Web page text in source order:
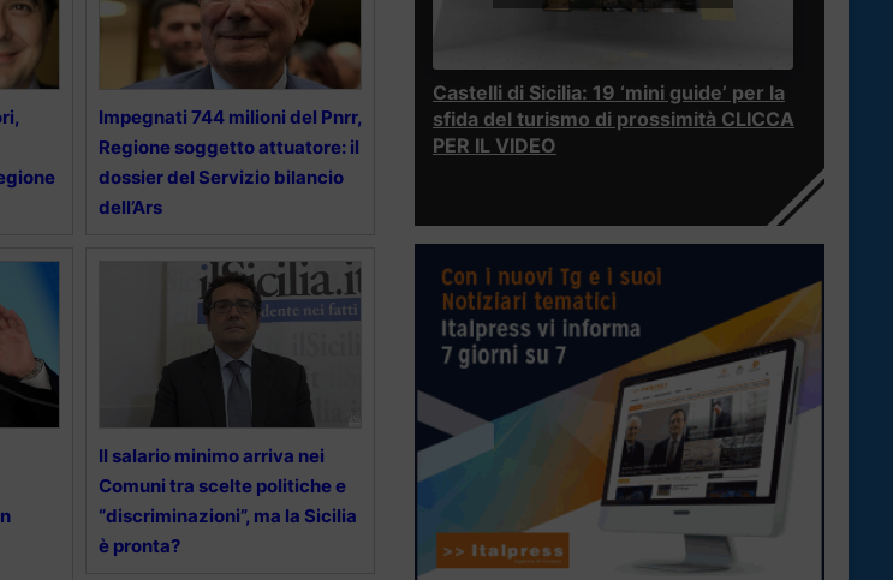
Impegnati 744 milioni del Pnrr,
Regione soggetto attuatore: il
dossier del Servizio bilancio
dell’Ars
Il salario minimo arriva nei
Comuni tra scelte politiche e
“discriminazioni”, ma la Sicilia
è pronta?
Castelli di Sicilia: 19 ‘mini guide’ per la
sfida del turismo di prossimità CLICCA
PER IL VIDEO